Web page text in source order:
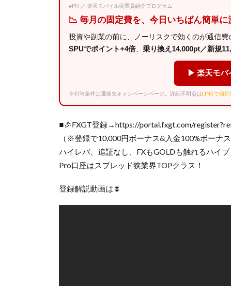
#PR ／ 楽天モバイル従業員紹介プログラム
📉 毎月の固定費を、今日いちばん簡単に
投資や副業の前に、ノーリスクで効くのが通信
SPUでポイント+4倍
乗り換え14,000pt／新規
▶ 楽天モバ
※付与条件は遷移先キャンペーンページ。詳細不明点はLINEで個
■🎉FXGT登録→https://portal.fxgt.com/
（※登録で10,000円ボーナス&入金100%ボーナ
ハイレバ、追証なし、FXもGOLDも触れるハイ
Pro口座はスプレッド狭業界TOPクラス！
登録解説動画は⏬